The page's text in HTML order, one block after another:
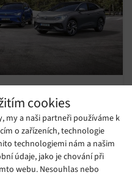
cookies
my a naši partneři používáme k
o zařízeních, technologie
technologiemi nám a našim
údaje, jako je chování při
webu. Nesouhlas nebo
Volkswagen
magazínu Der
internetu dostupné
elektromobilů značky